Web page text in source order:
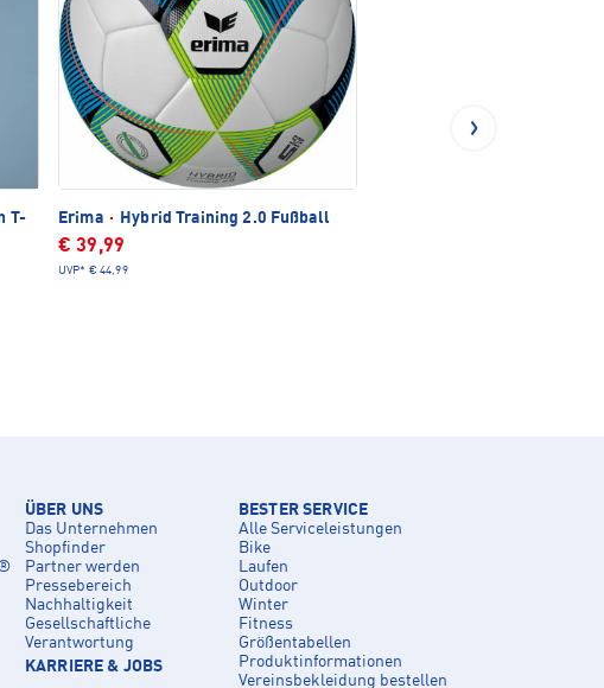
T-
Erima · Hybrid Training 2.0 Fußball
€ 39,99
UVP* € 44,99
ÜBER UNS
Das Unternehmen
Shopfinder
Partner werden
Pressebereich
Nachhaltigkeit
Gesellschaftliche
Verantwortung
KARRIERE & JOBS
BESTER SERVICE
Alle Serviceleistungen
Bike
Laufen
Outdoor
Winter
Fitness
Größentabellen
Produktinformationen
Vereinsbekleidung bestellen